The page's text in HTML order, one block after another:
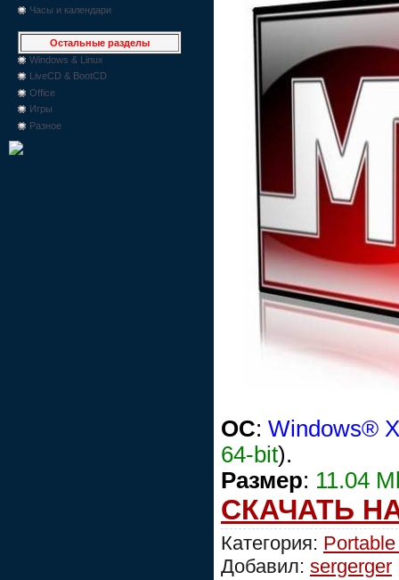
Часы и календари
Остальные разделы
Windows & Linux
LiveCD & BootCD
Office
Игры
Разное
OC: Windows®
64-bit).
Размер: 11.04
СКАЧАТЬ
Категория:
Добавил: sergerger